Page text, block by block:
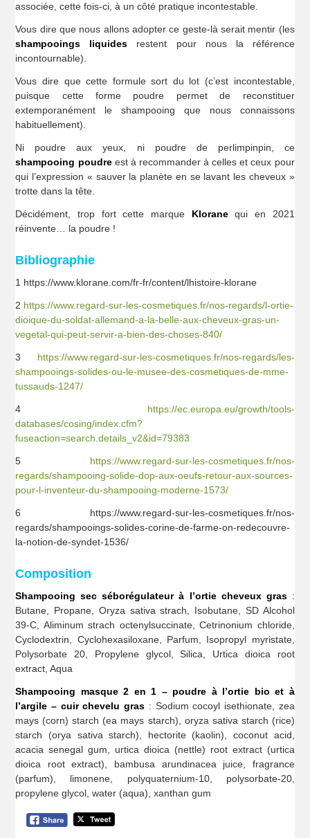
associée, cette fois-ci, à un côté pratique incontestable.
Vous dire que nous allons adopter ce geste-là serait mentir (les
shampooings liquides restent pour nous la référence
incontournable).
Vous dire que cette formule sort du lot (c’est incontestable,
puisque cette forme poudre permet de reconstituer
extemporanément le shampooing que nous connaissons
habituellement).
Ni poudre aux yeux, ni poudre de perlimpinpin, ce
shampooing poudreest à recommander à celles et ceux pour
qui l’expression « sauver la planète en se lavant les cheveux »
trotte dans la tête.
Décidément, trop fort cette marque Kloranequi en 2021
réinvente… la poudre !
Bibliographie
1 https://www.klorane.com/fr-fr/content/lhistoire-klorane
2 https://www.regard-sur-les-cosmetiques.fr/nos-regards/l-ortie-
dioique-du-soldat-allemand-a-la-belle-aux-cheveux-gras-un-
vegetal-qui-peut-servir-a-bien-des-choses-840/
3 https://www.regard-sur-les-cosmetiques.fr/nos-regards/les-
shampooings-solides-ou-le-musee-des-cosmetiques-de-mme-
tussauds-1247/
4 https://ec.europa.eu/growth/tools-
databases/cosing/index.cfm?
fuseaction=search.details_v2&id=79383
5 https://www.regard-sur-les-cosmetiques.fr/nos-
regards/shampooing-solide-dop-aux-oeufs-retour-aux-sources-
pour-l-inventeur-du-shampooing-moderne-1573/
6 https://www.regard-sur-les-cosmetiques.fr/nos-
regards/shampooings-solides-corine-de-farme-on-redecouvre-
la-notion-de-syndet-1536/
Composition
Shampooing sec séborégulateur à l’ortie cheveux gras:
Butane, Propane, Oryza sativa strach, Isobutane, SD Alcohol
39-C, Aliminum strach octenylsuccinate, Cetrinonium chloride,
Cyclodextrin, Cyclohexasiloxane, Parfum, Isopropyl myristate,
Polysorbate 20, Propylene glycol, Silica, Urtica dioica root
extract, Aqua
Shampooing masque 2 en 1 – poudre à l’ortie bio et à
l’argile – cuir chevelu gras : Sodium cocoyl isethionate, zea
mays (corn) starch (ea mays starch), oryza sativa starch (rice)
starch (orya sativa starch), hectorite (kaolin), coconut acid,
acacia senegal gum, urtica dioica (nettle) root extract (urtica
dioica root extract), bambusa arundinacea juice, fragrance
(parfum), limonene, polyquaternium-10, polysorbate-20,
propylene glycol, water (aqua), xanthan gum